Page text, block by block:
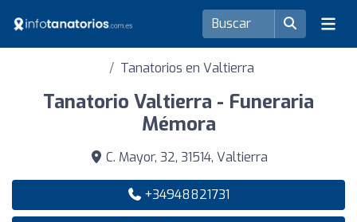
Tanatorios en Valtierra
Tanatorio Valtierra - Funeraria
Mémora
C. Mayor, 32, 31514, Valtierra
+34948821731